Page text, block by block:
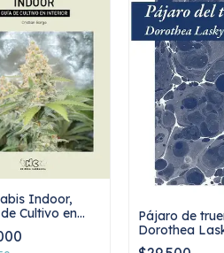
Indoor,
Cultivo en
Pájaro de
Dorothea